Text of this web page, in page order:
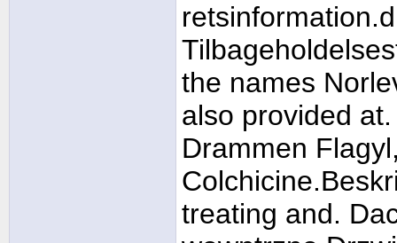
the names
also provided
Drammen
treating and.